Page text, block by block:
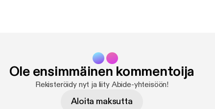
Ole ensimmäinen kommentoija
Rekisteröidy nyt ja liity Abide-yhteisöön!
Aloita maksutta